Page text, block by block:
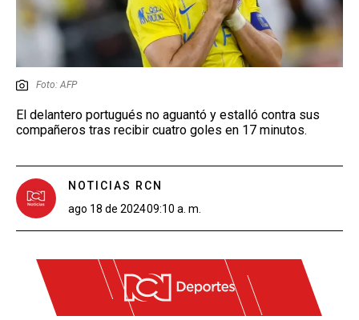
Foto: AFP
El delantero portugués no aguantó y estalló contra sus
compañeros tras recibir cuatro goles en 17 minutos.
NOTICIAS RCN
ago 18 de 202409:10 a. m.